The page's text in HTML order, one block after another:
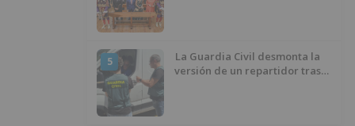
5
La Guardia Civil desmonta la
versión de un repartidor tras